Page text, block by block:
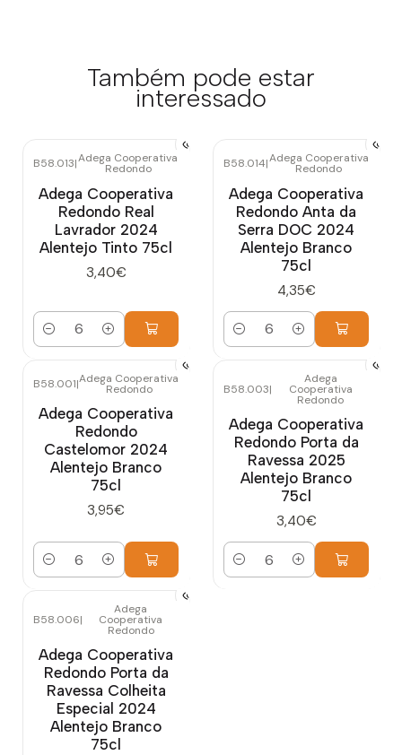
Também pode estar
interessado
B58.013|Adega Cooperativa
Redondo
Adega Cooperativa
Redondo Real
Lavrador 2024
Alentejo Tinto 75cl
3,40€
Quantidade
B58.014|Adega Cooperativa
Redondo
Adega Cooperativa
Redondo Anta da
Serra DOC 2024
Alentejo Branco
75cl
4,35€
Quantidade
B58.001|Adega Cooperativa
Redondo
Adega Cooperativa
Redondo
Castelomor 2024
Alentejo Branco
75cl
3,95€
Quantidade
B58.003|
Adega
Cooperativa
Redondo
Adega Cooperativa
Redondo Porta da
Ravessa 2025
Alentejo Branco
75cl
3,40€
Quantidade
B58.006|
Adega
Cooperativa
Redondo
Adega Cooperativa
Redondo Porta da
Ravessa Colheita
Especial 2024
Alentejo Branco
75cl